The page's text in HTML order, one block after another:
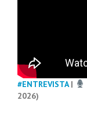
#ENTREVISTA|
2026)